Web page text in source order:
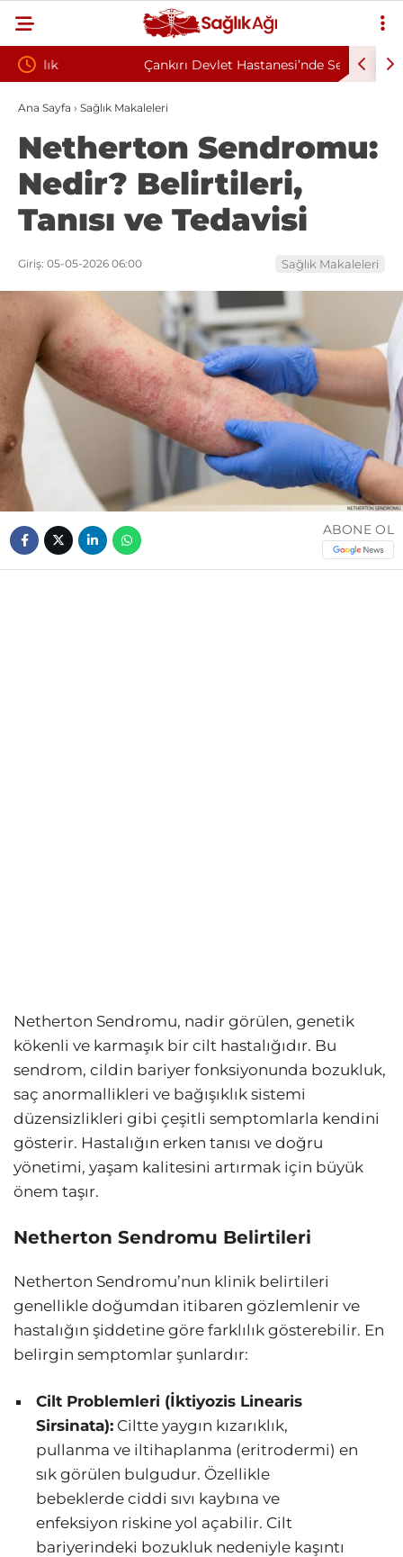
Çankırı Devlet Hastanesi’nde Sendikal Vesayet
İddiası: Maaş Kesme Cezası Talep Edildi
Ana Sayfa › Sağlık Makaleleri
Netherton Sendromu:
Nedir? Belirtileri,
Tanısı ve Tedavisi
Giriş: 05-05-2026 06:00 Sağlık Makaleleri
ABONE OL
Netherton Sendromu, nadir görülen, genetik
kökenli ve karmaşık bir cilt hastalığıdır. Bu
sendrom, cildin bariyer fonksiyonunda bozukluk,
saç anormallikleri ve bağışıklık sistemi
düzensizlikleri gibi çeşitli semptomlarla kendini
gösterir. Hastalığın erken tanısı ve doğru
yönetimi, yaşam kalitesini artırmak için büyük
önem taşır.
Netherton Sendromu Belirtileri
Netherton Sendromu’nun klinik belirtileri
genellikle doğumdan itibaren gözlemlenir ve
hastalığın şiddetine göre farklılık gösterebilir. En
belirgin semptomlar şunlardır:
Cilt Problemleri (İktiyozis Linearis
Sirsinata): Ciltte yaygın kızarıklık,
pullanma ve iltihaplanma (eritrodermi) en
sık görülen bulgudur. Özellikle
bebeklerde ciddi sıvı kaybına ve
enfeksiyon riskine yol açabilir. Cilt
bariyerindeki bozukluk nedeniyle kaşıntı